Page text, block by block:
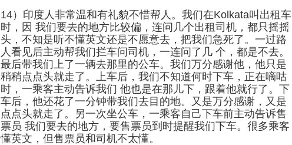
14）印度人非常温和有礼貌不惜帮人。我们在Kolkata叫出租车
时，因 我们要去的地方比较偏，连问几个出租司机，都只摇摇
头，不知是听不懂英文还是不愿意去，把我们急死了。一过路
人看见后主动帮我们拦车问司机，一连问了几 个，都是不去。
最后带我们上了一辆去那里的公车。我们万分感谢他，他只是
稍稍点点头就走了。上车后，我们不知道何时下车，正在嘀咕
时，一乘客主动告诉我们 他也是在那儿下，跟着他就行了。下
车后，他还花了一分钟带我们去目的地。又是万分感谢，又是
点点头就走了。另一次坐公车，一乘客自己下车前主动告诉售
票员 我们要去的地方，要售票员到时提醒我们下车。很多乘客
懂英文，但售票员和司机不太懂。